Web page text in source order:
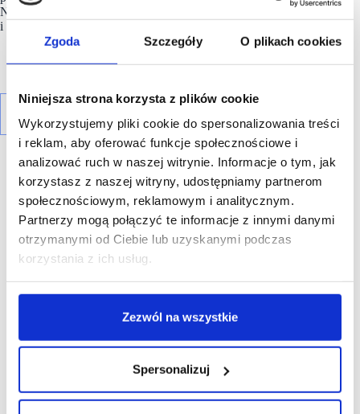
Zgoda Szczegóły O plikach cookies
Niniejsza strona korzysta z plików cookie
Wykorzystujemy pliki cookie do spersonalizowania treści
i reklam, aby oferować funkcje społecznościowe i
analizować ruch w naszej witrynie. Informacje o tym, jak
korzystasz z naszej witryny, udostępniamy partnerom
społecznościowym, reklamowym i analitycznym.
Partnerzy mogą połączyć te informacje z innymi danymi
otrzymanymi od Ciebie lub uzyskanymi podczas
korzystania z ich usług.
Zezwól na wszystkie
Spersonalizuj
Niemczech, Luksemburgu, Niderlandach, Polsce, Portugalii
i Hiszpanii.